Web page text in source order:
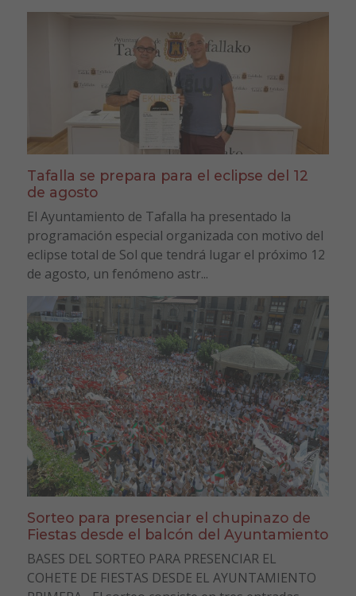
Tafalla se prepara para el eclipse del 12
de agosto
El Ayuntamiento de Tafalla ha presentado la
programación especial organizada con motivo del
eclipse total de Sol que tendrá lugar el próximo 12
de agosto, un fenómeno astr...
Sorteo para presenciar el chupinazo de
Fiestas desde el balcón del Ayuntamiento
BASES DEL SORTEO PARA PRESENCIAR EL
COHETE DE FIESTAS DESDE EL AYUNTAMIENTO